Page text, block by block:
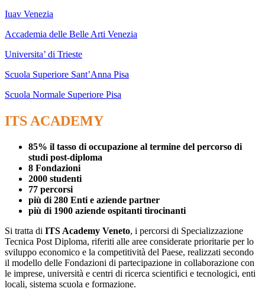
Iuav Venezia
Accademia delle Belle Arti Venezia
Universita’ di Trieste
Scuola Superiore Sant’Anna Pisa
Scuola Normale Superiore Pisa
ITS ACADEMY
85% il tasso di occupazione al termine del percorso di
studi post-diploma
8 Fondazioni
2000 studenti
77 percorsi
più di 280 Enti e aziende partner
più di 1900 aziende ospitanti tirocinanti
Si tratta di ITS Academy Veneto, i percorsi di Specializzazione
Tecnica Post Diploma, riferiti alle aree considerate prioritarie per lo
sviluppo economico e la competitività del Paese, realizzati secondo
il modello delle Fondazioni di partecipazione in collaborazione con
le imprese, università e centri di ricerca scientifici e tecnologici, enti
locali, sistema scuola e formazione.